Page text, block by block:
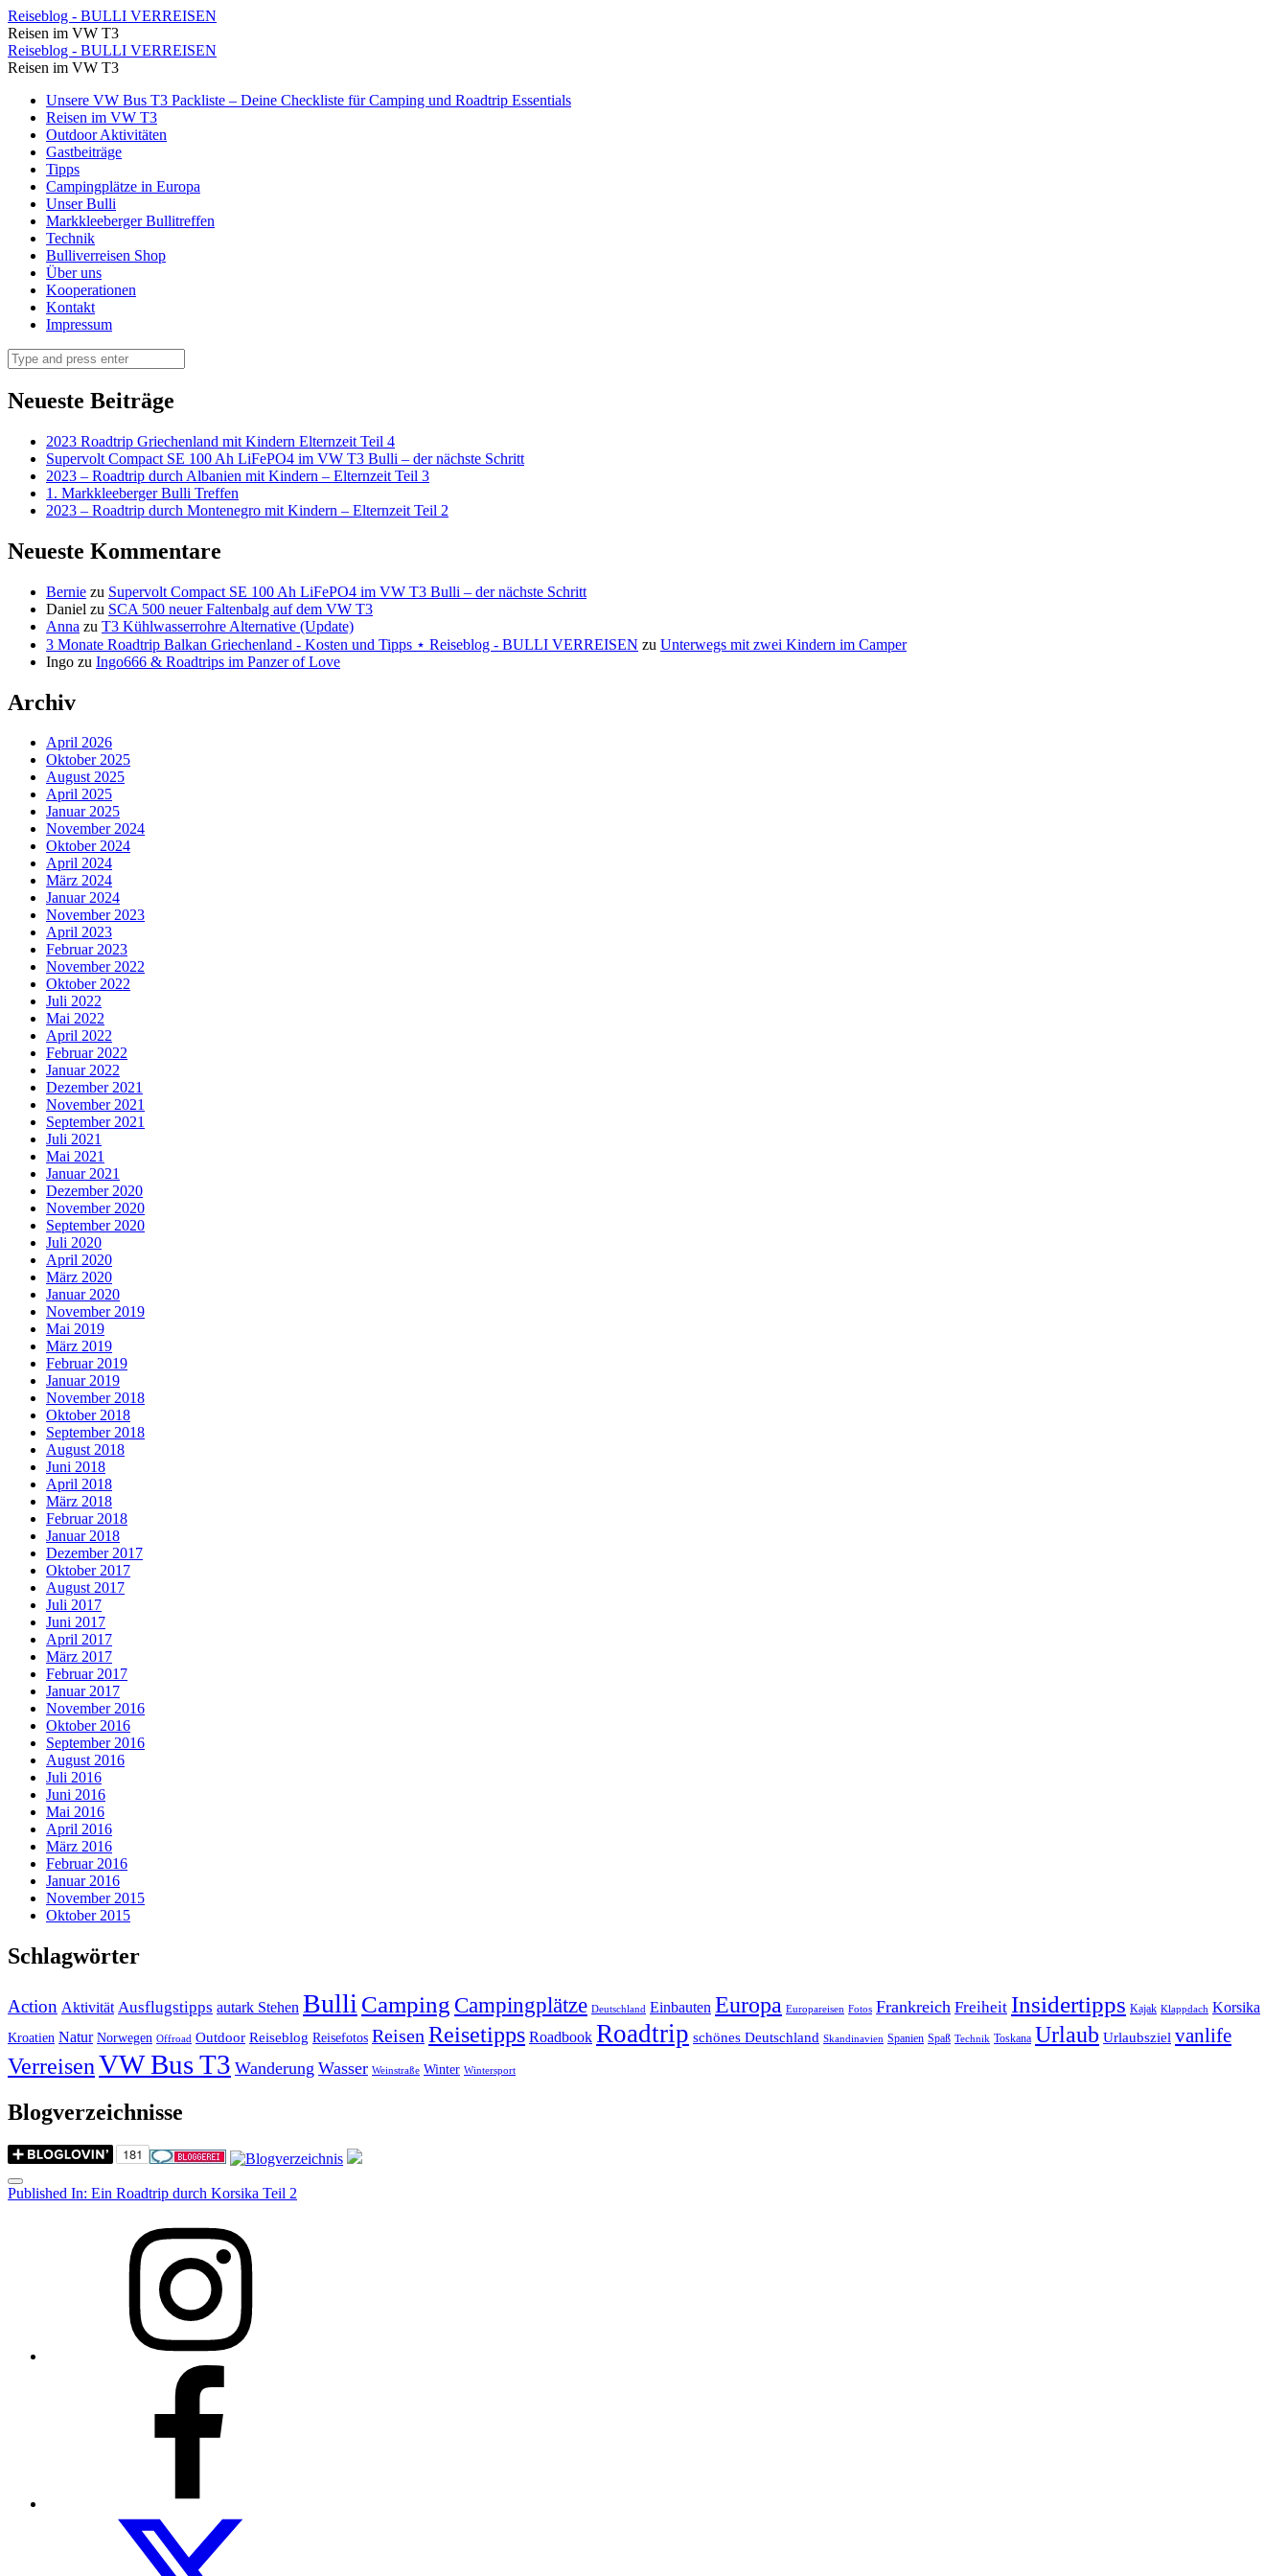
Auf
der
D80
fahren
wir
Richtung
Cap
Corse
Reiseblog
BULLI
VERREISEN
Reiseblog - BULLI VERREISEN
Reisen im VW T3
Auf
der
D80
fahren
wir
Richtung
Cap
Corse
Reiseblog
BULLI
VERREISEN
Reiseblog - BULLI VERREISEN
Reisen im VW T3
Skip
content
Unsere VW Bus T3 Packliste – Deine Checkliste für Camping und Roadtrip Essentials
Reisen im VW T3
Outdoor Aktivitäten
Gastbeiträge
Tipps
Campingplätze in Europa
Unser Bulli
Markkleeberger Bullitreffen
Technik
Bulliverreisen Shop
Über uns
Kooperationen
Kontakt
Impressum
Search
Neueste Beiträge
2023 Roadtrip Griechenland mit Kindern Elternzeit Teil 4
Supervolt Compact SE 100 Ah LiFePO4 im VW T3 Bulli – der nächste Schritt
2023 – Roadtrip durch Albanien mit Kindern – Elternzeit Teil 3
1. Markkleeberger Bulli Treffen
2023 – Roadtrip durch Montenegro mit Kindern – Elternzeit Teil 2
Neueste Kommentare
Bernie zu Supervolt Compact SE 100 Ah LiFePO4 im VW T3 Bulli – der nächste Schritt
Daniel zu SCA 500 neuer Faltenbalg auf dem VW T3
Anna zu T3 Kühlwasserrohre Alternative (Update)
3 Monate Roadtrip Balkan Griechenland - Kosten und Tipps ⋆ Reiseblog - BULLI VERREISEN zu Unterwegs mit zwei Kindern im Camper
Ingo zu Ingo666 & Roadtrips im Panzer of Love
Archiv
April 2026
Oktober 2025
August 2025
April 2025
Januar 2025
November 2024
Oktober 2024
April 2024
März 2024
Januar 2024
November 2023
April 2023
Februar 2023
November 2022
Oktober 2022
Juli 2022
Mai 2022
April 2022
Februar 2022
Januar 2022
Dezember 2021
November 2021
September 2021
Juli 2021
Mai 2021
Januar 2021
Dezember 2020
November 2020
September 2020
Juli 2020
April 2020
März 2020
Januar 2020
November 2019
Mai 2019
März 2019
Februar 2019
Januar 2019
November 2018
Oktober 2018
September 2018
August 2018
Juni 2018
April 2018
März 2018
Februar 2018
Januar 2018
Dezember 2017
Oktober 2017
August 2017
Juli 2017
Juni 2017
April 2017
März 2017
Februar 2017
Januar 2017
November 2016
Oktober 2016
September 2016
August 2016
Juli 2016
Juni 2016
Mai 2016
April 2016
März 2016
Februar 2016
Januar 2016
November 2015
Oktober 2015
Schlagwörter
Action Aktivität Ausflugstipps autark Stehen BulliCamping Campingplätze Deutschland Einbauten Europa Europareisen Fotos Frankreich Freiheit Insidertipps Kajak Klappdach Korsika
Kroatien Natur Norwegen Offroad Outdoor Reiseblog Reisefotos ReisenReisetipps Roadbook Roadtrip schönes Deutschland Skandinavien Spanien Spaß Technik Toskana Urlaub Urlaubsziel vanlife
VerreisenVW Bus T3 Wanderung Wasser Weinstraße Winter Wintersport
Blogverzeichnisse
Menu
Post
Published In: Ein Roadtrip durch Korsika Teil 2